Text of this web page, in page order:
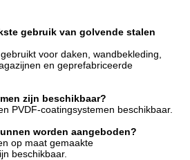
gebruik van golvende stalen
voor daken, wandbekleding,
en geprefabriceerde
zijn beschikbaar?
PVDF-coatingsystemen beschikbaar.
worden aangeboden?
op maat gemaakte
beschikbaar.